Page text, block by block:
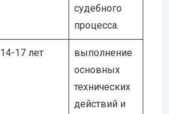
судебного
процесса.
14-17 лет
выполнение
основных
технических
действий и